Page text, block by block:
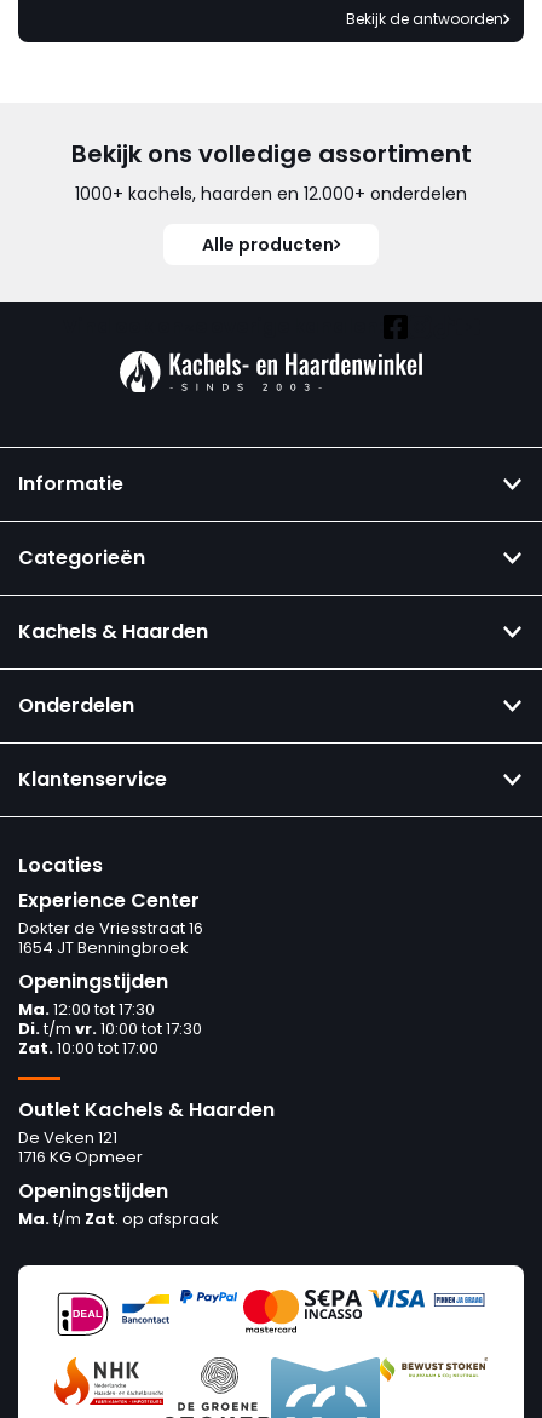
Bekijk de antwoorden
Bekijk ons volledige assortiment
1000+ kachels, haarden en 12.000+ onderdelen
Alle producten
Informatie
Categorieën
Kachels & Haarden
Onderdelen
Klantenservice
Locaties
Experience Center
Dokter de Vriesstraat 16
1654 JT Benningbroek
Openingstijden
Ma.12:00 tot 17:30
Di.t/m vr.10:00 tot 17:30
Zat.10:00 tot 17:00
Outlet Kachels & Haarden
De Veken 121
1716 KG Opmeer
Openingstijden
Ma.t/m Zat. op afspraak